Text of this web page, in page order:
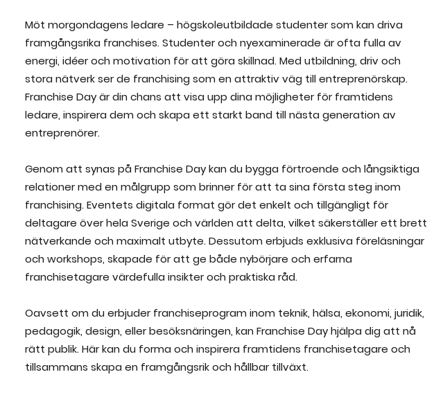
Möt morgondagens ledare – högskoleutbildade studenter som kan driva
framgångsrika franchises. Studenter och nyexaminerade är ofta fulla av
energi, idéer och motivation för att göra skillnad. Med utbildning, driv och
stora nätverk ser de franchising som en attraktiv väg till entreprenörskap.
Franchise Day är din chans att visa upp dina möjligheter för framtidens
ledare, inspirera dem och skapa ett starkt band till nästa generation av
entreprenörer.
Genom att synas på Franchise Day kan du bygga förtroende och långsiktiga
relationer med en målgrupp som brinner för att ta sina första steg inom
franchising. Eventets digitala format gör det enkelt och tillgängligt för
deltagare över hela Sverige och världen att delta, vilket säkerställer ett brett
nätverkande och maximalt utbyte. Dessutom erbjuds exklusiva föreläsningar
och workshops, skapade för att ge både nybörjare och erfarna
franchisetagare värdefulla insikter och praktiska råd.
Oavsett om du erbjuder franchiseprogram inom teknik, hälsa, ekonomi, juridik,
pedagogik, design, eller besöksnäringen, kan Franchise Day hjälpa dig att nå
rätt publik. Här kan du forma och inspirera framtidens franchisetagare och
tillsammans skapa en framgångsrik och hållbar tillväxt.